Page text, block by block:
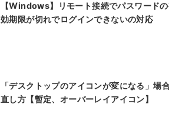
【Windows】リモート接続でパスワード
効期限が切れでログインできないの対応
「デスクトップのアイコンが変になる」場
直し方【暫定、オーバーレイアイコン】